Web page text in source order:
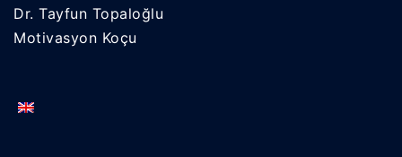
Dr. Tayfun Topaloğlu
Motivasyon Koçu